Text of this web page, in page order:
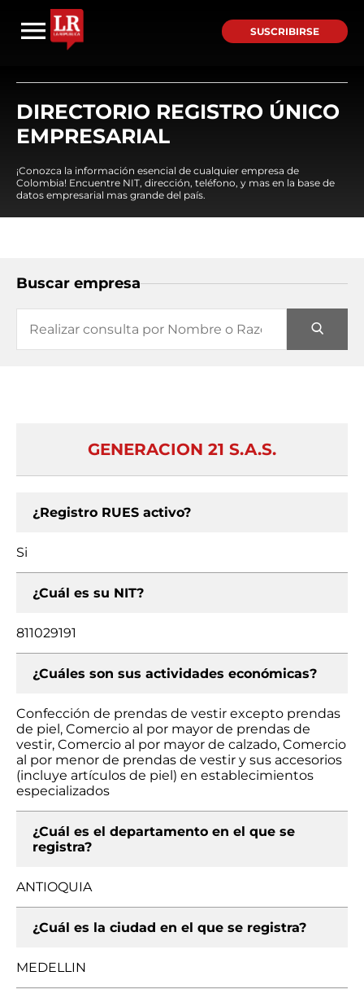
SUSCRIBIRSE
DIRECTORIO REGISTRO ÚNICO
EMPRESARIAL
¡Conozca la información esencial de cualquier empresa de
Colombia! Encuentre NIT, dirección, teléfono, y mas en la base de
datos empresarial mas grande del país.
Buscar empresa
GENERACION 21 S.A.S.
¿Registro RUES activo?
Si
¿Cuál es su NIT?
811029191
¿Cuáles son sus actividades económicas?
Confección de prendas de vestir excepto prendas
de piel, Comercio al por mayor de prendas de
vestir, Comercio al por mayor de calzado, Comercio
al por menor de prendas de vestir y sus accesorios
(incluye artículos de piel) en establecimientos
especializados
¿Cuál es el departamento en el que se
registra?
ANTIOQUIA
¿Cuál es la ciudad en el que se registra?
MEDELLIN